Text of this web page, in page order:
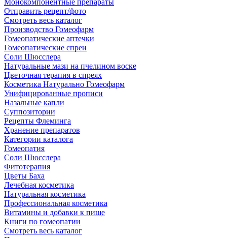
Монокомпонентные препараты
Отправить рецепт/фото
Смотреть весь каталог
Производство Гомеофарм
Гомеопатические аптечки
Гомеопатические спреи
Соли Шюсслера
Натуральные мази на пчелином воске
Цветочная терапия в спреях
Косметика Натурально Гомеофарм
Унифицированные прописи
Назальные капли
Суппозитории
Рецепты Флеминга
Хранение препаратов
Категории каталога
Гомеопатия
Соли Шюсслера
Фитотерапия
Цветы Баха
Лечебная косметика
Натуральная косметика
Профессиональная косметика
Витамины и добавки к пище
Книги по гомеопатии
Смотреть весь каталог